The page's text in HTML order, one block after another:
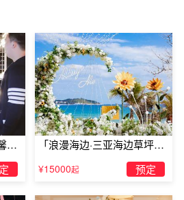
在街头求婚，提前在一个地方把一
礼物、方式来入手，有一个整体的
喜好，不然效果会适得其反。你可
去逛街，让陌生人递上气球和鲜
出戒指，一定会非常感动。街头求
，在大众的见证下，向你的女友求
是比较高的。
求
「浪漫海边·三亚海边草坪浪
漫求婚」
¥15000起 预定